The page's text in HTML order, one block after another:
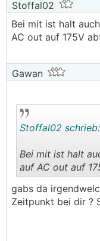
Stoffal02
Bei mit ist halt
AC out auf 175V
Gawan
Stoffal02 schrieb:
Bei mit ist halt
auf AC out auf
gabs da
Zeitpunkt bei dir ?